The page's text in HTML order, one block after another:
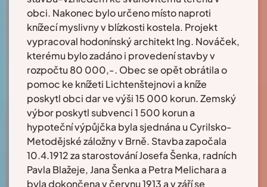
obci. Nakonec bylo určeno místo naproti
knížecí myslivny v blízkosti kostela. Projekt
vypracoval hodonínský architekt Ing. Nováček,
kterému bylo zadáno i provedení stavby v
rozpočtu 80 000,-. Obec se opět obrátila o
pomoc ke knížeti Lichtenštejnovi a kníže
poskytl obci dar ve výši 15 000 korun. Zemský
výbor poskytl subvenci 1 500 korun a
hypoteční výpůjčka byla sjednána u Cyrilsko-
Metodějské záložny v Brně. Stavba započala
10.4.1912 za starostování Josefa Šenka, radních
Pavla Blažeje, Jana Šenka a Petra Melichara a
byla dokončena v červnu 1913 a v září se